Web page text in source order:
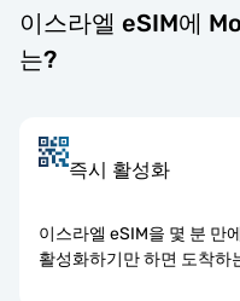
이스라엘 eSIM에
는?
즉시 활성화
이스라엘 eSIM을 몇 분 만
활성화하기만 하면 도착하